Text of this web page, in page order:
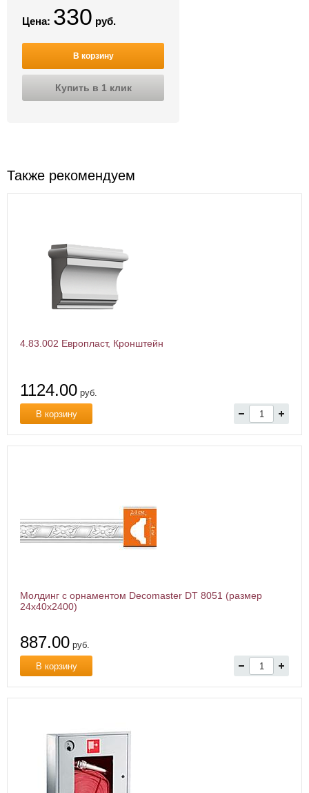
Цена: 330 руб.
В корзину
Купить в 1 клик
Также рекомендуем
4.83.002 Европласт, Кронштейн
1124.00 руб.
В корзину
Молдинг с орнаментом Decomaster DT 8051 (размер
24х40x2400)
887.00 руб.
В корзину